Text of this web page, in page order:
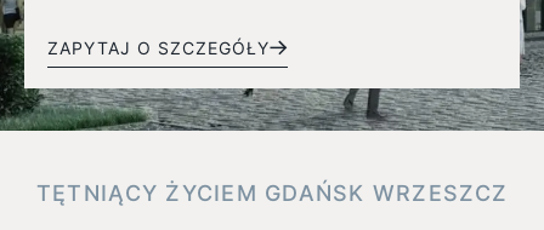
ZAPYTAJ O SZCZEGÓŁY
TĘTNIĄCY ŻYCIEM GDAŃSK WRZESZCZ